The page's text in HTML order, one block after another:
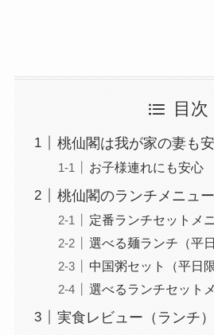
目次
桃仙閣は我が家の妻も
お子様連れにも安心
桃仙閣のランチメニュー
定番ランチセットメ
選べる麺ランチ（平
中国粥セット（平日
選べるランチセット
実食レビュー（ランチ）